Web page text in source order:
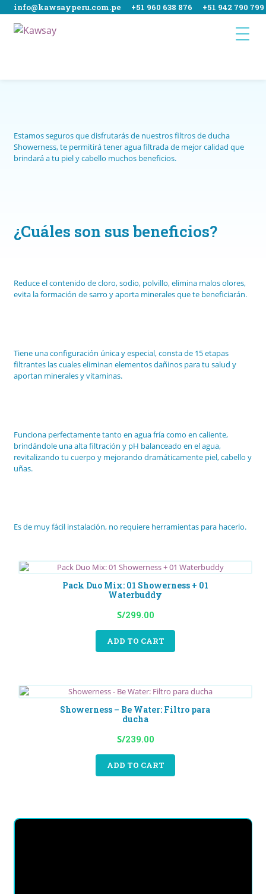
info@kawsayperu.com.pe +51 960 638 876 +51 942 790 799
Ir
Ir
Carrito
Home
Manual de instalación Waterness
Nuestro propósito
Términos y condiciones
Tienda
Estamos seguros que disfrutarás de nuestros filtros de ducha
Showerness, te permitirá tener agua filtrada de mejor calidad que
brindará a tu piel y cabello muchos beneficios.
¿Cuáles son sus beneficios?
Reduce el contenido de cloro, sodio, polvillo, elimina malos olores,
evita la formación de sarro y aporta minerales que te beneficiarán.
Tiene una configuración única y especial, consta de 15 etapas
filtrantes las cuales eliminan elementos dañinos para tu salud y
aportan minerales y vitaminas.
Funciona perfectamente tanto en agua fría como en caliente,
brindándole una alta filtración y pH balanceado en el agua,
revitalizando tu cuerpo y mejorando dramáticamente piel, cabello y
uñas.
Es de muy fácil instalación, no requiere herramientas para hacerlo.
Pack Duo Mix: 01 Showerness + 01
Waterbuddy
S/299.00
ADD TO CART
Showerness – Be Water: Filtro para
ducha
S/239.00
ADD TO CART